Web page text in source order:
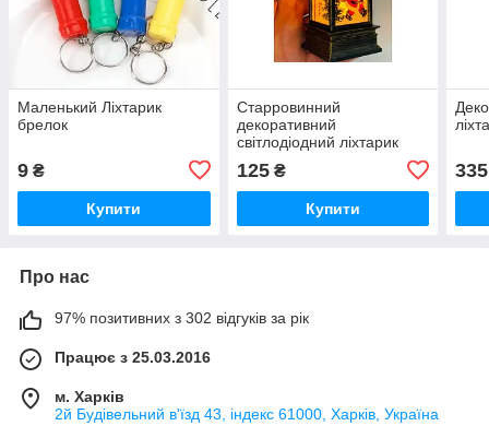
Маленький Ліхтарик
брелок
9 ₴
Купити
Старровинний
декоративний
світлодіодний ліхтарик
125₴
Купити
335
Про нас
97% позитивних з 302 відгуків за рік
Працює з 25.03.2016
м. Харків
2й Будівельний в'їзд 43, індекс 61000, Харків, Україна